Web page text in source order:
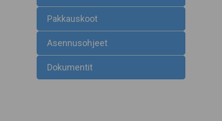
Pakkauskoot
Asennusohjeet
Dokumentit